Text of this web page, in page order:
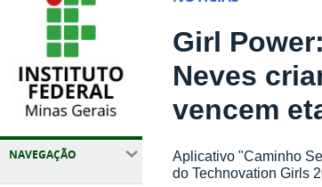
NAVEGAÇÃO
Girl
Neves
vencem
Aplicativo "Caminho
do Technovation Girls